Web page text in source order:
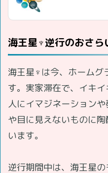
海王星♆逆行のおさら
海王星♆は今、ホームグ
す。実家滞在で、イキ
人にイマジネーション
や目に見えないものに
います。
逆行期間中は、海王星